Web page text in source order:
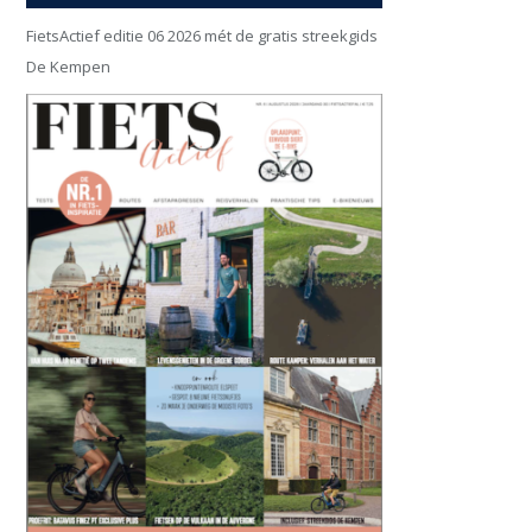
FietsActief editie 06 2026 mét de gratis streekgids
De Kempen